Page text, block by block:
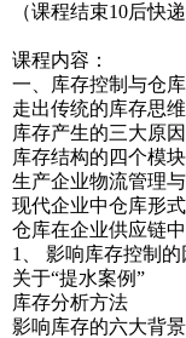
（课程结束10后快
课程内容：
一、库存控制与仓
走出传统的库存思
库存产生的三大原因
库存结构的四个模块
生产企业物流管理
现代企业中仓库形
仓库在企业供应链
1、 影响库存控制
关于“提水案例”
库存分析方法
影响库存的六大背